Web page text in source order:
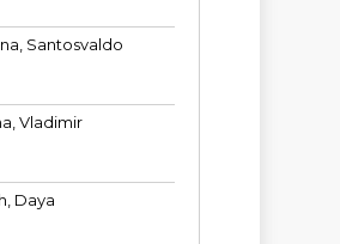
Santosvaldo
Vladimir
Daya